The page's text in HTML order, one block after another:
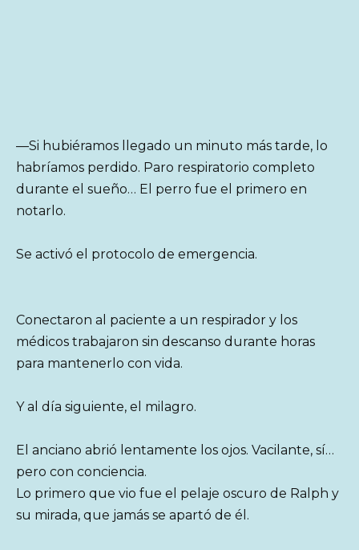
—Si hubiéramos llegado un minuto más tarde, lo
habríamos perdido. Paro respiratorio completo
durante el sueño… El perro fue el primero en
notarlo.
Se activó el protocolo de emergencia.
Conectaron al paciente a un respirador y los
médicos trabajaron sin descanso durante horas
para mantenerlo con vida.
Y al día siguiente, el milagro.
El anciano abrió lentamente los ojos. Vacilante, sí…
pero con conciencia.
Lo primero que vio fue el pelaje oscuro de Ralph y
su mirada, que jamás se apartó de él.